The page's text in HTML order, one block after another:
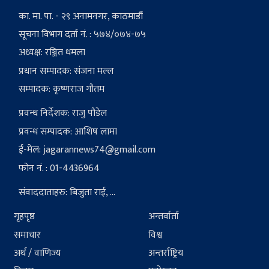
का. मा. पा. - २९ अनामनगर, काठमाडौं
सूचना विभाग दर्ता नं. : ५७४/०७४-७५
अध्यक्ष: रञ्जित धमला
प्रधान सम्पादक: संजना मल्ल
सम्पादक: कृष्णराज गौतम
प्रवन्ध निर्देशक: राजु पौडेल
प्रवन्ध सम्पादक: आशिष लामा
ई-मेल:jagarannews74@gmail.com
फोन नं. : 01-4436964
संवाददाताहरु: बिजुता राई, ...
गृहपृष्ठ
समाचार
अर्थ / वाणिज्य
अन्तर्वार्ता
विश्व
अन्तर्राष्ट्रिय